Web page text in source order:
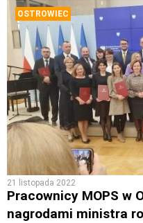
OSTROWIEC
21 listopada 2022
Pracownicy MOPS w
nagrodami ministra